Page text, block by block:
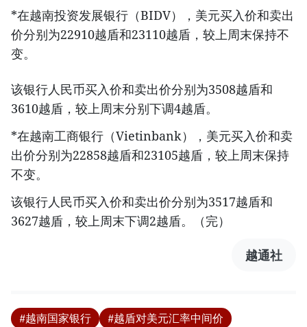
*在越南投资发展银行（BIDV），美元买入价和卖出
价分别为22910越盾和23110越盾，较上周末保持不
变。
该银行人民币买入价和卖出价分别为3508越盾和
3610越盾，较上周末分别下调4越盾。
*在越南工商银行（Vietinbank），美元买入价和卖
出价分别为22858越盾和23105越盾，较上周末保持
不变。
该银行人民币买入价和卖出价分别为3517越盾和
3627越盾，较上周末下调2越盾。（完）
越通社
#越南国家银行
#越盾对美元汇率中间价